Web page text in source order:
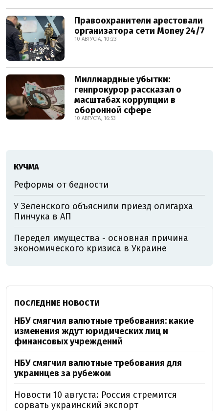
Правоохранители арестовали
организатора сети Money 24/7
10 АВГУСТА, 10:23
Миллиардные убытки:
генпрокурор рассказал о
масштабах коррупции в
оборонной сфере
10 АВГУСТА, 16:53
КУЧМА
Реформы от бедности
У Зеленского объяснили приезд олигарха
Пинчука в АП
Передел имущества - основная причина
экономического кризиса в Украине
ПОСЛЕДНИЕ НОВОСТИ
НБУ смягчил валютные требования: какие
изменения ждут юридических лиц и
финансовых учреждений
НБУ смягчил валютные требования для
украинцев за рубежом
Новости 10 августа: Россия стремится
сорвать украинский экспорт